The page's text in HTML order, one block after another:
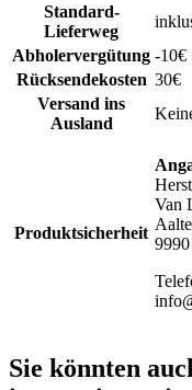
Standard-
Lieferweg
Abholervergütung -10€
Rücksendekosten 30€
Versand ins
Ausland
Produktsicherheit
Van
Sie könnten